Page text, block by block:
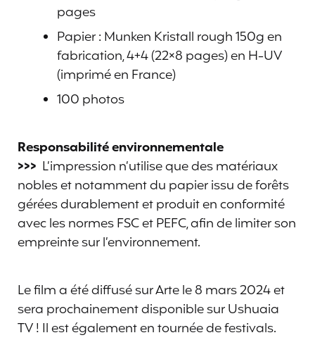
pages
Papier : Munken Kristall rough 150g en
fabrication, 4+4 (22×8 pages) en H-UV
(imprimé en France)
100 photos
Responsabilité environnementale
>>> L’impression n’utilise que des matériaux
nobles et notamment du papier issu de forêts
gérées durablement et produit en conformité
avec les normes FSC et PEFC, afin de limiter son
empreinte sur l’environnement.
Le film a été diffusé sur Arte le 8 mars 2024 et
sera prochainement disponible sur Ushuaia
TV ! Il est également en tournée de festivals.